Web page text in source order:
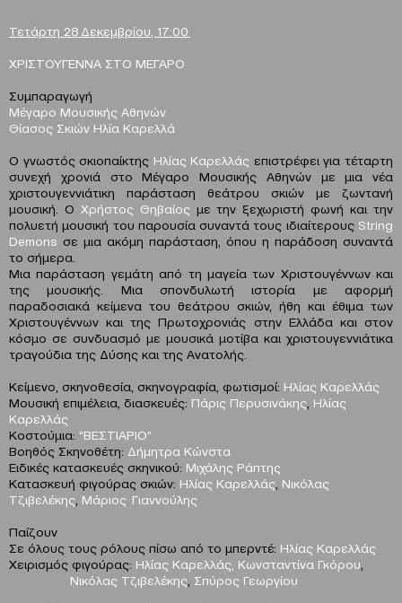
Τετάρτη 28 Δεκεμβρίου, 17:00
ΧΡΙΣΤΟΥΓΕΝΝΑ ΣΤΟ ΜΕΓΑΡΟ
Συμπαραγωγή
Μέγαρο Μουσικής Αθηνών
Θίασος Σκιών Ηλία Καρελλά
Ο γνωστός σκιοπαίκτης Ηλίας Καρελλάς επιστρέφει για τέταρτη
συνεχή χρονιά στο Μέγαρο Μουσικής Αθηνών με μια νέα
χριστουγεννιάτικη παράσταση θεάτρου σκιών με ζωντανή
μουσική. Ο Χρήστος Θηβαίος με την ξεχωριστή φωνή και την
πολυετή μουσική του παρουσία συναντά τους ιδιαίτερους String
Demons σε μια ακόμη παράσταση, όπου η παράδοση συναντά
το σήμερα.
Μια παράσταση γεμάτη από τη μαγεία των Χριστουγέννων και
της μουσικής. Μια σπονδυλωτή ιστορία με αφορμή
παραδοσιακά κείμενα του θεάτρου σκιών, ήθη και έθιμα των
Χριστουγέννων και της Πρωτοχρονιάς στην Ελλάδα και στον
κόσμο σε συνδυασμό με μουσικά μοτίβα και χριστουγεννιάτικα
τραγούδια της Δύσης και της Ανατολής.
Κείμενο, σκηνοθεσία, σκηνογραφία, φωτισμοί: Ηλίας Καρελλάς
Μουσική επιμέλεια, διασκευές: Πάρις Περυσινάκης Ηλίας
Καρελλάς
Κοστούμια: “ΒΕΣΤΙΑΡΙΟ”
Βοηθός Σκηνοθέτη: Δήμητρα Κώνστα
Ειδικές κατασκευές σκηνικού: Μιχάλης Ράπτης
Κατασκευή φιγούρας σκιών: Ηλίας Καρελλάς Νικόλας
Τζιβελέκης Μάριος Γιαννούλης
Παίζουν
Σε όλους τους ρόλους πίσω από το μπερντέ: Ηλίας Καρελλάς
Χειρισμός φιγούρας: Ηλίας Καρελλάς, Κωνσταντίνα Γκόρου
Νικόλας Τζιβελέκης Σπύρος Γεωργίου